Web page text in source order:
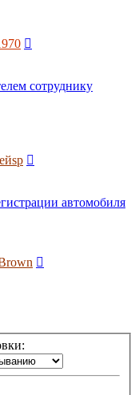
сотруднику
автомобиля